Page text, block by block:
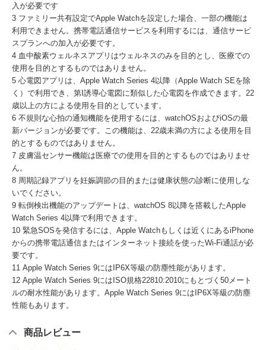
入が必要です
3 ファミリー共有設定でApple Watchを設定した場合、一部の機能は
利用できません。携帯電話通信サービスを利用するには、通信サービ
スプランへの加入が必要です。
4 血中酸素ウェルネスアプリはウェルネスのみを目的とし、医療での
使用を目的とするものではありません。
5 心電図アプリは、Apple Watch Series 4以降（Apple Watch SEを除
く）で利用でき、第I誘導心電図に類似した心電図を作成できます。22
歳以上の方による使用を目的としています。
6 不規則な心拍の通知機能を使用するには、watchOSおよびiOSの最
新バージョンが必要です。この機能は、22歳未満の方による使用を目
的とするものではありません。
7 皮膚温センサー機能は医療での使用を目的とするものではありませ
ん。
8 周期記録アプリを妊娠調節の目的または健康状態の診断に使用しな
いでください。
9 転倒検出機能のアップデートは、watchOS 8以降を搭載したApple
Watch Series 4以降で利用できます。
10 緊急SOSを発信するには、Apple Watchもしくは近くにあるiPhone
からの携帯電話通信またはインターネット接続を使ったWi-Fi通話が必
要です。
11 Apple Watch Series 9にはIP6X等級の防塵性能があります。
12 Apple Watch Series 9にはISO規格22810:2010にもとづく50メート
ルの耐水性能があります。Apple Watch Series 9にはIP6X等級の防塵
性能もあります。
商品レビュー